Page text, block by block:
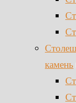
камень